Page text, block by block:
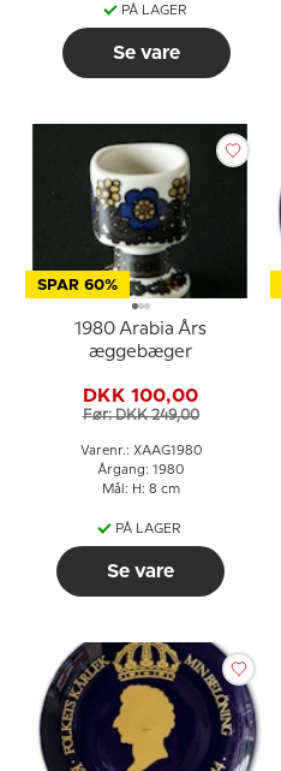
PÅ LAGER
Se vare
SPAR 60%
1980 Arabia Års
æggebæger
DKK 100,00
Før: DKK 249,00
Varenr.: XAAG1980
Årgang: 1980
Mål: H: 8 cm
PÅ LAGER
Se vare